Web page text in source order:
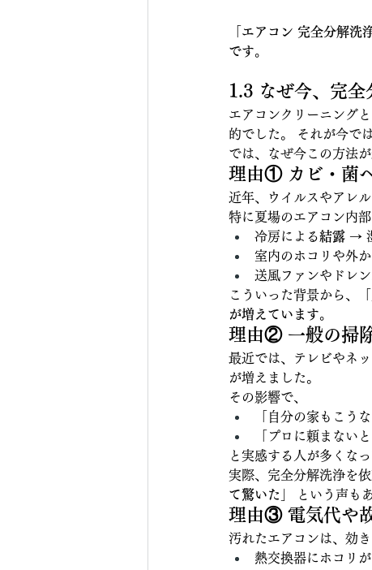
「エアコン 完全分解
です。
1.3 なぜ今、完
エアコンクリーニング
的でした。 それが今で
では、なぜ今この方法
理由① カビ・菌
近年、ウイルスやアレ
特に夏場のエアコン内
冷房による結露 →
室内のホコリや外
送風ファンやドレ
こういった背景から、
が増えています。
理由② 一般の掃
最近では、テレビやネ
が増えました。
その影響で、
「自分の家もこう
「プロに頼まない
と実感する人が多くな
実際、完全分解洗浄を
て驚いた」
という声も
理由③ 電気代や
汚れたエアコンは、効
熱交換器にホコリ